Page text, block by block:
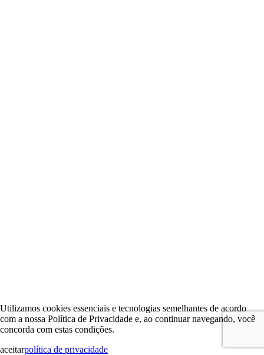
Utilizamos cookies essenciais e tecnologias semelhantes de acordo
com a nossa Política de Privacidade e, ao continuar navegando, você
concorda com estas condições.
aceitarpolítica de privacidade